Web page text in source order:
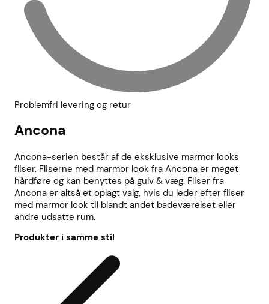
Problemfri levering og retur
Ancona
Ancona-serien består af de eksklusive marmor looks
fliser. Fliserne med marmor look fra Ancona er meget
hårdføre og kan benyttes på gulv & væg. Fliser fra
Ancona er altså et oplagt valg, hvis du leder efter fliser
med marmor look til blandt andet badeværelset eller
andre udsatte rum.
Produkter i samme stil